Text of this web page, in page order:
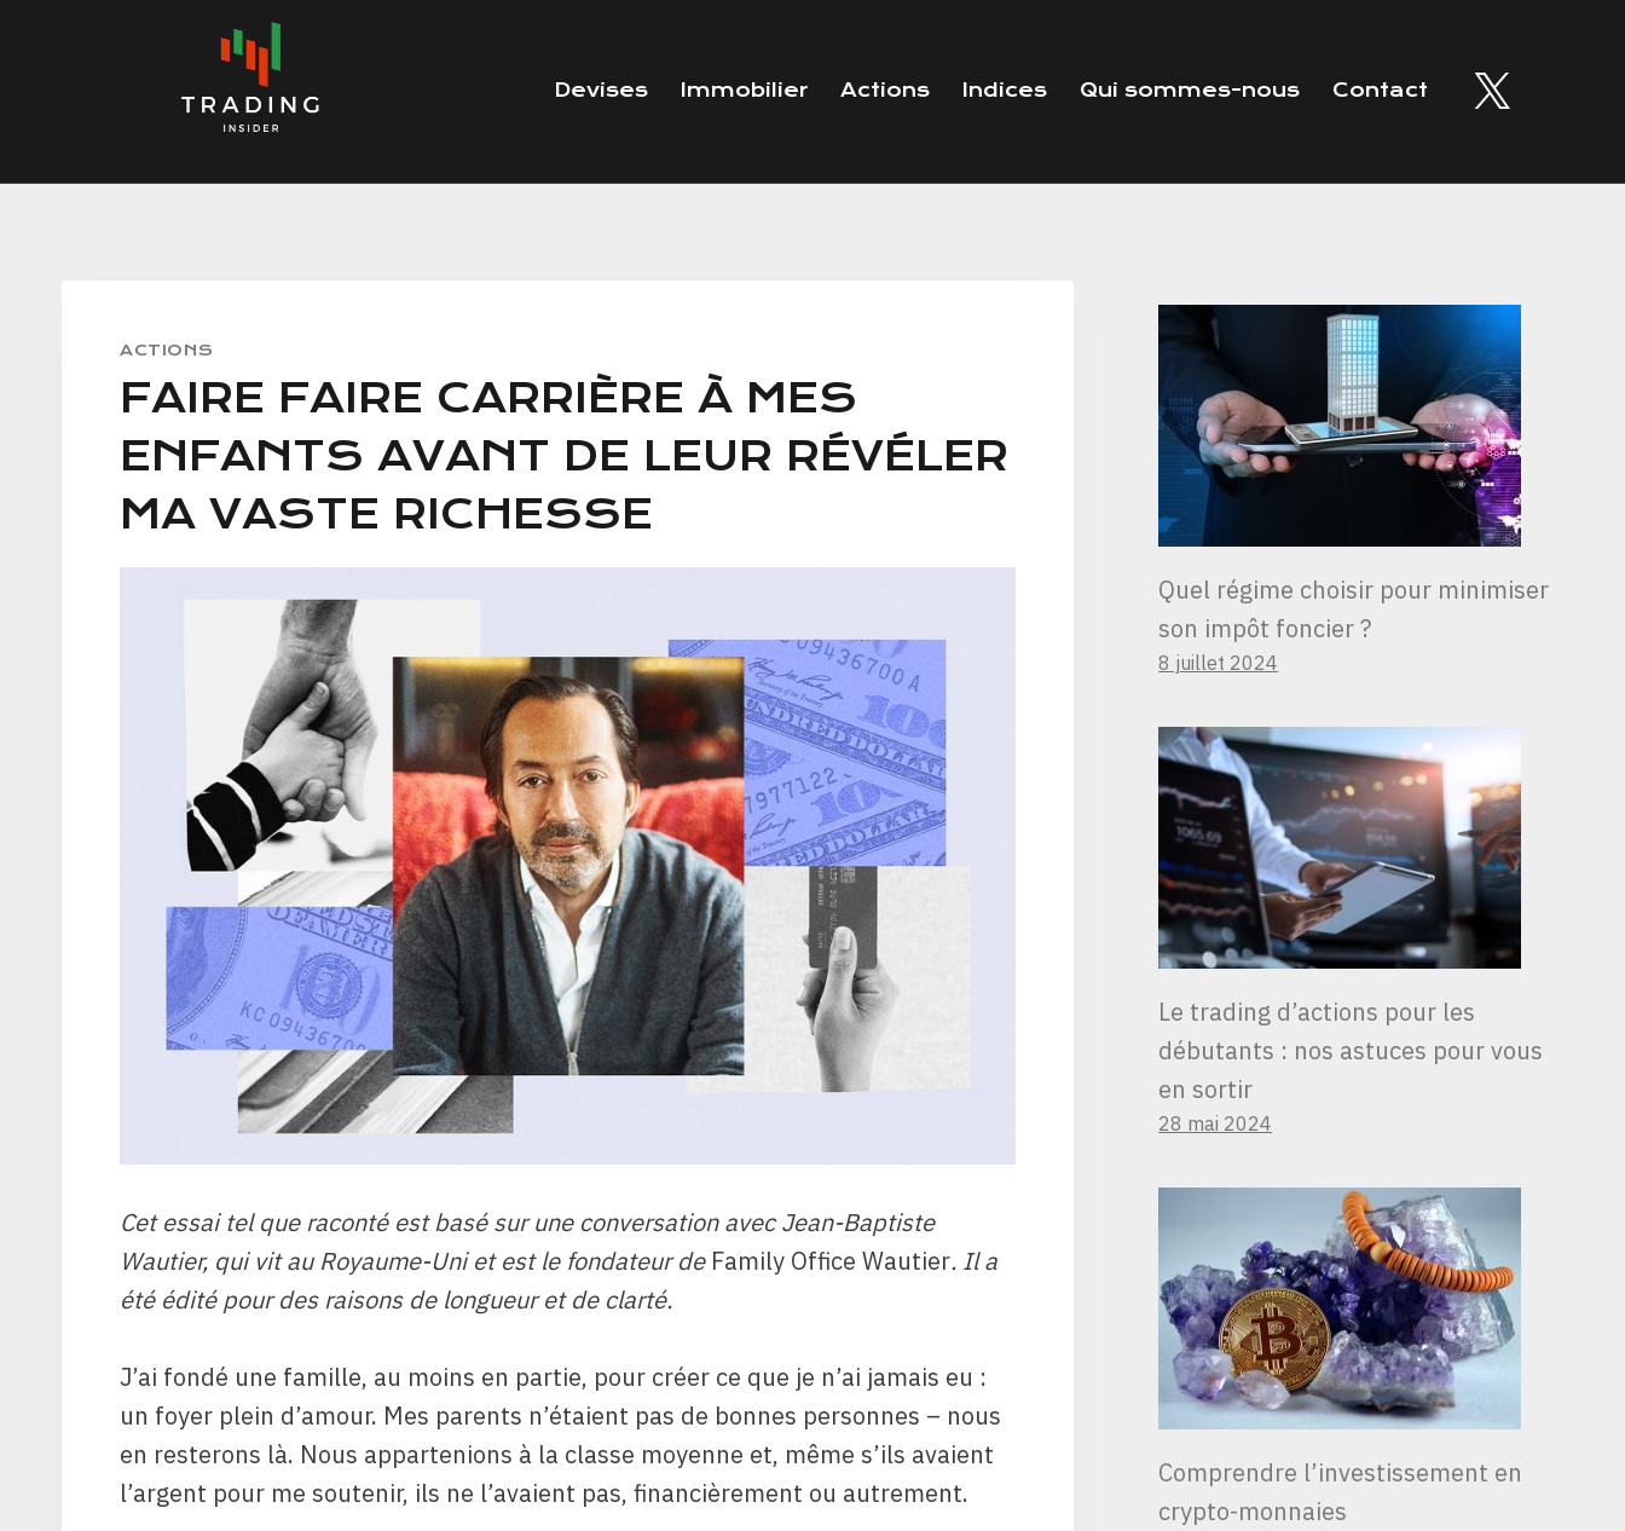
Devises Immobilier Actions Indices Qui sommes-nous Contact
ACTIONS
FAIRE FAIRE CARRIÈRE À MES
ENFANTS AVANT DE LEUR RÉVÉLER
MA VASTE RICHESSE
Cet essai tel que raconté est basé sur une conversation avec Jean-Baptiste
Wautier, qui vit au Royaume-Uni et est le fondateur deFamily Office Wautier. Il a
été édité pour des raisons de longueur et de clarté.
J’ai fondé une famille, au moins en partie, pour créer ce que je n’ai jamais eu :
un foyer plein d’amour. Mes parents n’étaient pas de bonnes personnes – nous
en resterons là. Nous appartenions à la classe moyenne et, même s’ils avaient
l’argent pour me soutenir, ils ne l’avaient pas, financièrement ou autrement.
Quel régime choisir pour minimiser
son impôt foncier ?
8 juillet 2024
Le trading d’actions pour les
débutants : nos astuces pour vous
en sortir
28 mai 2024
Comprendre l’investissement en
crypto-monnaies